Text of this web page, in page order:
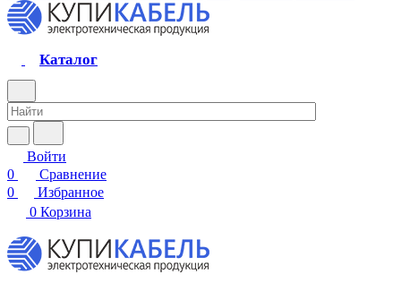
Каталог
Войти
0
Сравнение
0
Избранное
0 Корзина